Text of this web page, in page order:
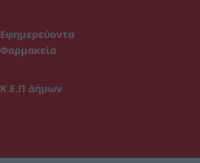
Εφημερεύοντα
Φαρμακεία
Κ.Ε.Π Δήμων